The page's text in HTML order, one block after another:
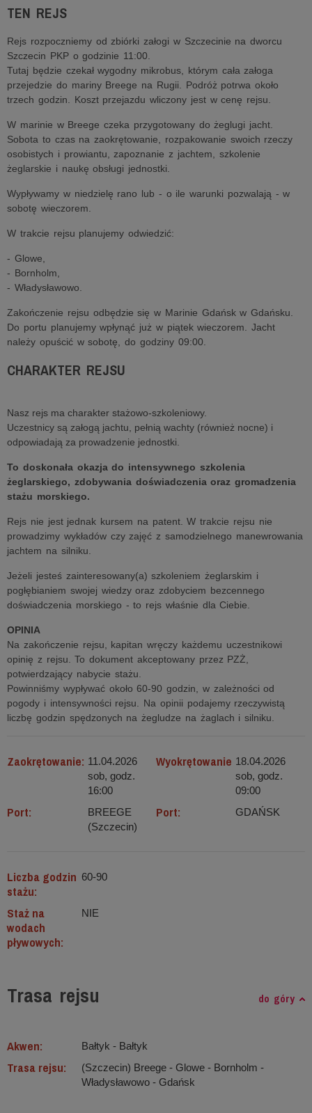
TEN REJS
Rejs rozpoczniemy od zbiórki załogi w Szczecinie na dworcu
Szczecin PKP o godzinie 11:00.
Tutaj będzie czekał wygodny mikrobus, którym cała załoga
przejedzie do mariny Breege na Rugii. Podróż potrwa około
trzech godzin. Koszt przejazdu wliczony jest w cenę rejsu.
W marinie w Breege czeka przygotowany do żeglugi jacht.
Sobota to czas na zaokrętowanie, rozpakowanie swoich rzeczy
osobistych i prowiantu, zapoznanie z jachtem, szkolenie
żeglarskie i naukę obsługi jednostki.
Wypływamy w niedzielę rano lub - o ile warunki pozwalają - w
sobotę wieczorem.
W trakcie rejsu planujemy odwiedzić:
- Glowe,
- Bornholm,
- Władysławowo.
Zakończenie rejsu odbędzie się w Marinie Gdańsk w Gdańsku.
Do portu planujemy wpłynąć już w piątek wieczorem. Jacht
należy opuścić w sobotę, do godziny 09:00.
CHARAKTER REJSU
Nasz rejs ma charakter stażowo-szkoleniowy.
Uczestnicy są załogą jachtu, pełnią wachty (również nocne) i
odpowiadają za prowadzenie jednostki.
To doskonała okazja do intensywnego szkolenia
żeglarskiego, zdobywania doświadczenia oraz gromadzenia
stażu morskiego.
Rejs nie jest jednak kursem na patent. W trakcie rejsu nie
prowadzimy wykładów czy zajęć z samodzielnego manewrowania
jachtem na silniku.
Jeżeli jesteś zainteresowany(a) szkoleniem żeglarskim i
pogłębianiem swojej wiedzy oraz zdobyciem bezcennego
doświadczenia morskiego - to rejs właśnie dla Ciebie.
OPINIA
Na zakończenie rejsu, kapitan wręczy każdemu uczestnikowi
opinię z rejsu. To dokument akceptowany przez PZŻ,
potwierdzający nabycie stażu.
Powinniśmy wypływać około 60-90 godzin, w zależności od
pogody i intensywności rejsu. Na opinii podajemy rzeczywistą
liczbę godzin spędzonych na żegludze na żaglach i silniku.
Zaokrętowanie: 11.04.2026
sob, godz.
16:00
Wyokrętowanie 18.04.2026
sob, godz.
09:00
Port:
BREEGE
(Szczecin)
Port: GDAŃSK
Liczba godzin
stażu:
60-90
Staż na
wodach
pływowych:
NIE
Trasa rejsu do góry
Akwen: Bałtyk ‐ Bałtyk
Trasa rejsu:
(Szczecin) Breege - Glowe - Bornholm -
Władysławowo - Gdańsk